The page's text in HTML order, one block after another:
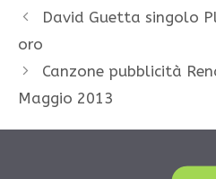
David Guetta singolo
oro
Canzone pubblicità
Maggio 2013